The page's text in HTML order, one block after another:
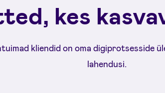
kes
kliendid on oma digiprotsesside
lahendusi.